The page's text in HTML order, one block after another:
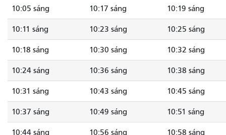
10:05 sáng 10:17 sáng 10:19 sáng
10:11 sáng 10:23 sáng 10:25 sáng
10:18 sáng 10:30 sáng 10:32 sáng
10:24 sáng 10:36 sáng 10:38 sáng
10:31 sáng 10:43 sáng 10:45 sáng
10:37 sáng 10:49 sáng 10:51 sáng
10:44 sáng 10:56 sáng 10:58 sáng